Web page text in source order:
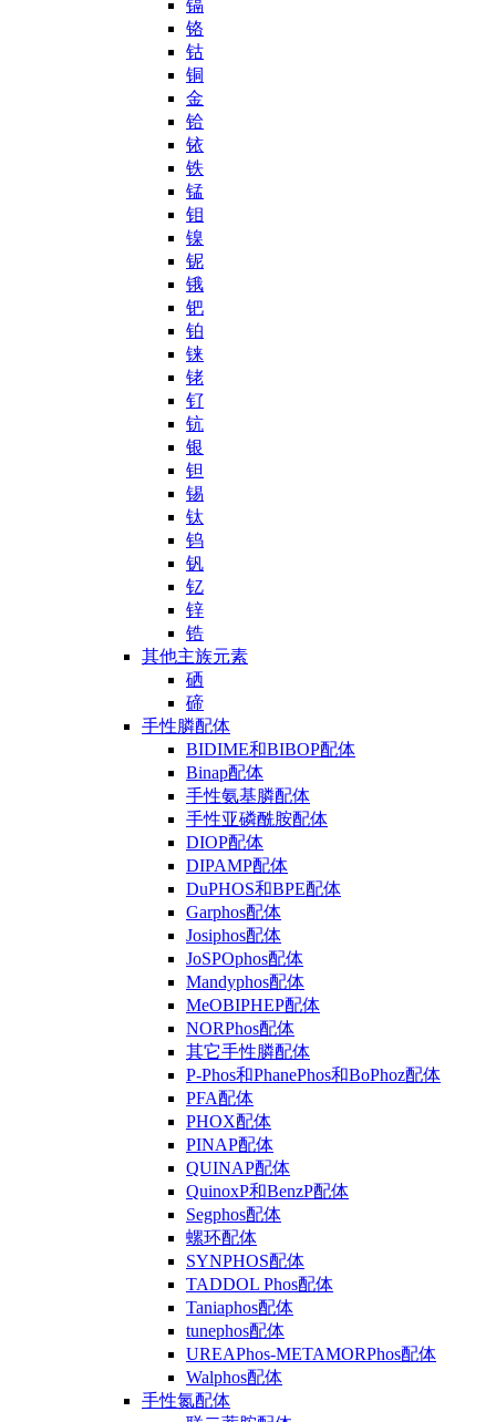
镉
铬
钴
铜
金
铪
铱
铁
锰
钼
镍
铌
锇
钯
铂
铼
铑
钌
钪
银
钽
锡
钛
钨
钒
钇
锌
锆
其他主族元素
硒
碲
手性膦配体
BIDIME和BIBOP配体
Binap配体
手性氨基膦配体
手性亚磷酰胺配体
DIOP配体
DIPAMP配体
DuPHOS和BPE配体
Garphos配体
Josiphos配体
JoSPOphos配体
Mandyphos配体
MeOBIPHEP配体
NORPhos配体
其它手性膦配体
P-Phos和PhanePhos和BoPhoz配体
PFA配体
PHOX配体
PINAP配体
QUINAP配体
QuinoxP和BenzP配体
Segphos配体
螺环配体
SYNPHOS配体
TADDOL Phos配体
Taniaphos配体
tunephos配体
UREAPhos-METAMORPhos配体
Walphos配体
手性氮配体